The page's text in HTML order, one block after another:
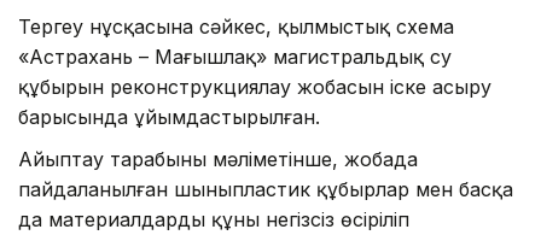
Тергеу нұсқасына сәйкес, қылмыстық схема
«Астрахань – Маңғышлақ» магистральдық су
құбырын реконструкциялау жобасын іске асыру
барысында ұйымдастырылған.
Айыптау тарабының мәліметінше, жобада
пайдаланылған шыныпластик құбырлар мен басқа
да материалдардың құны негізсіз өсіріліп